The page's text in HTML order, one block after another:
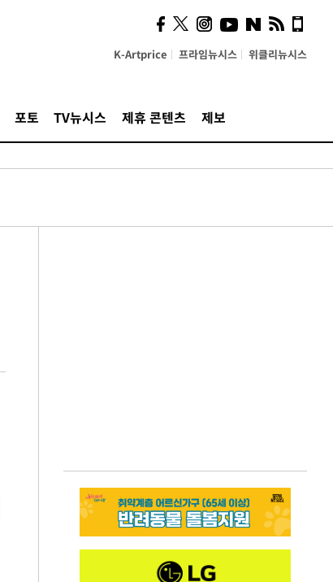
K-Artprice 프라임뉴시스 위클리뉴시스
포토 TV뉴시스 제휴 콘텐츠 제보